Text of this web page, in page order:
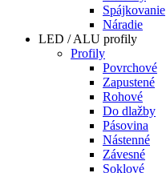
Spájkovanie
Náradie
LED / ALU profily
Profily
Povrchové
Zapustené
Rohové
Do dlažby
Pásovina
Nástenné
Závesné
Soklové